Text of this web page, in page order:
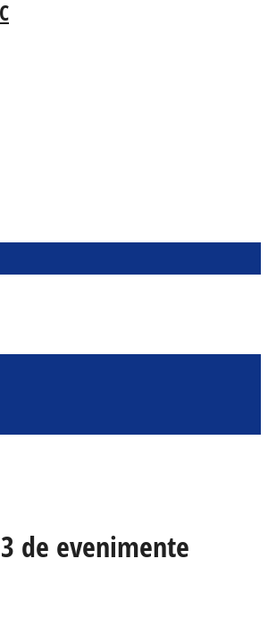
de evenimente